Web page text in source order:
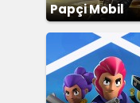
Papçi Mobil